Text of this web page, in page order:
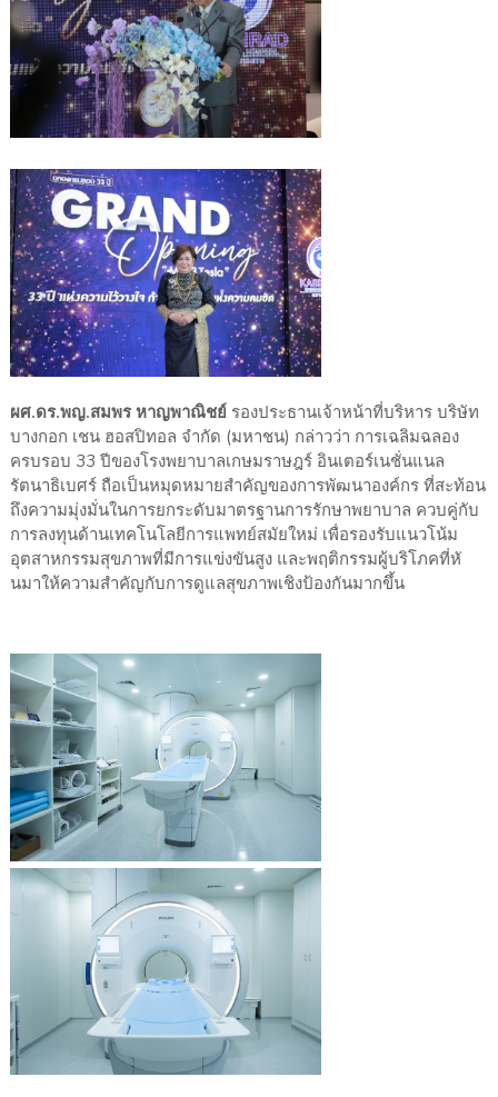
ผศ.ดร.พญ.สมพร หาญพาณิชย์รองประธานเจ้าหน้าที่บริหาร บริษัท
บางกอก เชน ฮอสปิทอล จำกัด (มหาชน) กล่าวว่า การเฉลิมฉลอง
ครบรอบ 33 ปีของโรงพยาบาลเกษมราษฎร์ อินเตอร์เนชั่นแนล
รัตนาธิเบศร์ ถือเป็นหมุดหมายสำคัญของการพัฒนาองค์กร ที่สะท้อน
ถึงความมุ่งมั่นในการยกระดับมาตรฐานการรักษาพยาบาล ควบคู่กับ
การลงทุนด้านเทคโนโลยีการแพทย์สมัยใหม่ เพื่อรองรับแนวโน้ม
อุตสาหกรรมสุขภาพที่มีการแข่งขันสูง และพฤติกรรมผู้บริโภคที่หั
นมาให้ความสำคัญกับการดูแลสุขภาพเชิงป้องกันมากขึ้น